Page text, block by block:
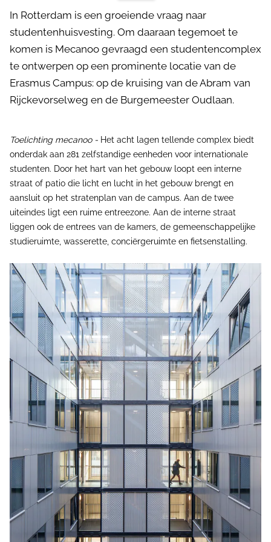
In Rotterdam is een groeiende vraag naar
studentenhuisvesting. Om daaraan tegemoet te
komen is Mecanoo gevraagd een studentencomplex
te ontwerpen op een prominente locatie van de
Erasmus Campus: op de kruising van de Abram van
Rijckevorselweg en de Burgemeester Oudlaan.
Toelichting mecanoo - Het acht lagen tellende complex biedt
onderdak aan 281 zelfstandige eenheden voor internationale
studenten. Door het hart van het gebouw loopt een interne
straat of patio die licht en lucht in het gebouw brengt en
aansluit op het stratenplan van de campus. Aan de twee
uiteindes ligt een ruime entreezone. Aan de interne straat
liggen ook de entrees van de kamers, de gemeenschappelijke
studieruimte, wasserette, conciërgeruimte en fietsenstalling.